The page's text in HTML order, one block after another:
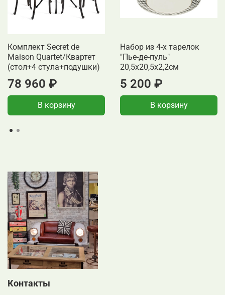
Комплект Secret de
Maison Quartet/Квартет
(стол+4 стула+подушки)
78 960 ₽
В корзину
Набор из 4-х тарелок
"Пье-де-пуль"
20,5x20,5x2,2см
5 200 ₽
В корзину
Контакты